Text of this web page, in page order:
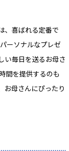
、喜ばれる定番で
ーソナルなプレゼ
い毎日を送るお母さ
間を提供するのも
お母さんにぴったり